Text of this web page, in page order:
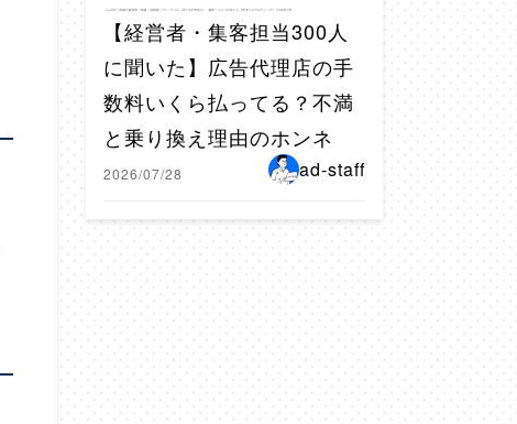
【経営者・集客担当300人
に聞いた】広告代理店の手
数料いくら払ってる？不満
と乗り換え理由のホンネ
2026/07/28 ad-staff